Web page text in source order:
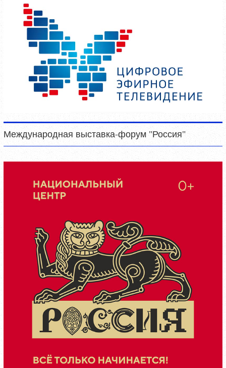
Международная выставка-форум "Россия"